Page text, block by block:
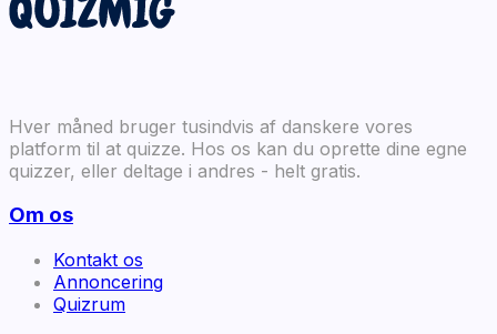
Hver måned bruger tusindvis af danskere vores
platform til at quizze. Hos os kan du oprette dine egne
quizzer, eller deltage i andres - helt gratis.
Om os
Kontakt os
Annoncering
Quizrum